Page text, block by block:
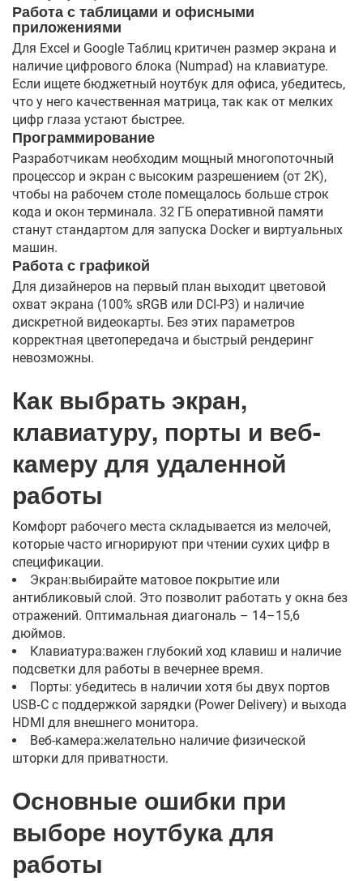
Работа с таблицами и офисными
приложениями
Для Excel и Google Таблиц критичен размер экрана и
наличие цифрового блока (Numpad) на клавиатуре.
Если ищете бюджетный ноутбук для офиса, убедитесь,
что у него качественная матрица, так как от мелких
цифр глаза устают быстрее.
Программирование
Разработчикам необходим мощный многопоточный
процессор и экран с высоким разрешением (от 2K),
чтобы на рабочем столе помещалось больше строк
кода и окон терминала. 32 ГБ оперативной памяти
станут стандартом для запуска Docker и виртуальных
машин.
Работа с графикой
Для дизайнеров на первый план выходит цветовой
охват экрана (100% sRGB или DCI-P3) и наличие
дискретной видеокарты. Без этих параметров
корректная цветопередача и быстрый рендеринг
невозможны.
Как выбрать экран,
клавиатуру, порты и веб-
камеру для удаленной
работы
Комфорт рабочего места складывается из мелочей,
которые часто игнорируют при чтении сухих цифр в
спецификации.
Экран:выбирайте матовое покрытие или
антибликовый слой. Это позволит работать у окна без
отражений. Оптимальная диагональ – 14–15,6
дюймов.
Клавиатура:важен глубокий ход клавиш и наличие
подсветки для работы в вечернее время.
Порты: убедитесь в наличии хотя бы двух портов
USB‑C с поддержкой зарядки (Power Delivery) и выхода
HDMI для внешнего монитора.
Веб-камера:желательно наличие физической
шторки для приватности.
Основные ошибки при
выборе ноутбука для
работы